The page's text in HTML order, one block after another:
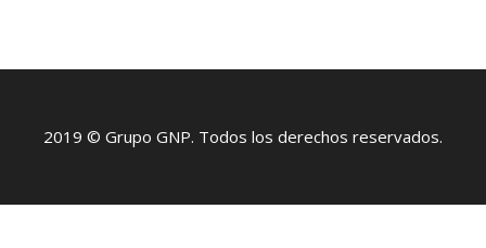
2019 © Grupo GNP. Todos los derechos reservados.